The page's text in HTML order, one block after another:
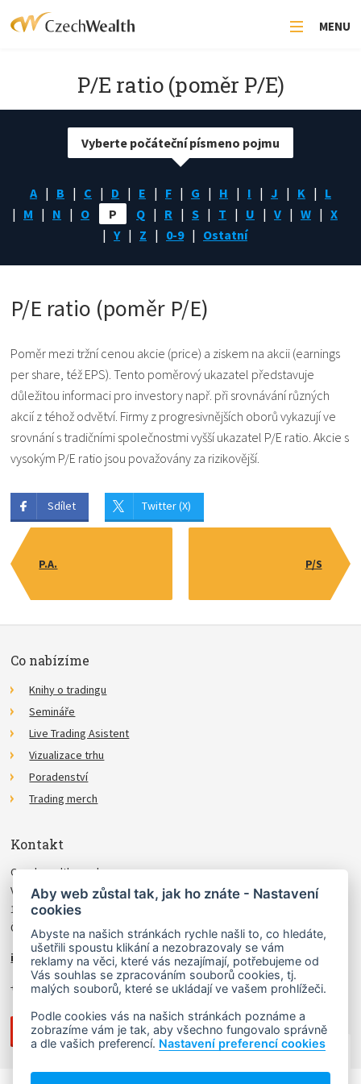
MENU
P/E ratio (poměr P/E)
A B C D E F G H I J K
L
M
N O P Q R S T U V W
X
Y
Z 0-9 Ostatní
Vyberte počáteční písmeno pojmu
P/E ratio (poměr P/E)
Poměr mezi tržní cenou akcie (price) a ziskem na akcii (earnings
per share, též EPS). Tento poměrový ukazatel představuje
důležitou informaci pro investory např. při srovnávání různých
akcií z téhož odvětví. Firmy z progresivnějších oborů vykazují ve
srovnání s tradičními společnostmi vyšší ukazatel P/E ratio. Akcie s
vysokým P/E ratio jsou považovány za rizikovější.
Sdílet Twitter (X)
P.A. P/S
Co nabízíme
Knihy o tradingu
Semináře
Live Trading Asistent
Vizualizace trhu
Poradenství
Trading merch
Kontakt
Czechwealth, spol. s r.o.
Višňová 4
140 00 Praha 4
Česká Republika
info@czechwealth.cz
+420 226 804 571 (9–12 hod.)
NAHORU ↑
Aby web zůstal tak, jak ho znáte - Nastavení
cookies
Abyste na našich stránkách rychle našli to, co hledáte,
ušetřili spoustu klikání a nezobrazovaly se vám
reklamy na věci, které vás nezajímají, potřebujeme od
Vás souhlas se zpracováním souborů cookies, tj.
malých souborů, které se ukládají ve vašem prohlížeči.
Podle cookies vás na našich stránkách poznáme a
zobrazíme vám je tak, aby všechno fungovalo správně
a dle vašich preferencí. Nastavení preferencí cookies